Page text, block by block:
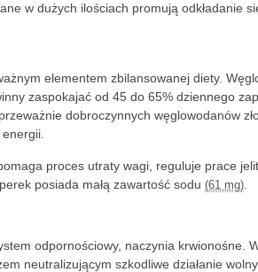
w dużych ilościach promują odkładanie
elementem zbilansowanej diety.
zaspokajać od 45 do 65% dziennego
dobroczynnych węglowodanów
proces utraty wagi, reguluje prace
posiada małą zawartość sodu (61 mg)
odpornościowy, naczynia krwionośne.
neutralizującym szkodliwe działanie